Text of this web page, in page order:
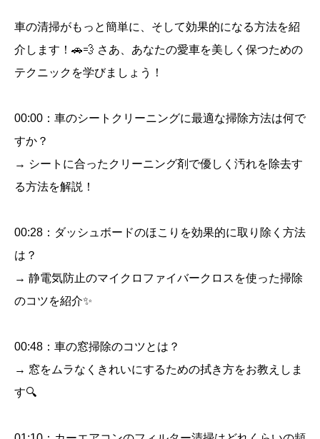
い
取
潔
保
ー
画
セ
車の清掃がもっと簡単に、そして効果的になる方法を紹
介します！🚗💨 さあ、あなたの愛車を美しく保つための
テクニックを学びましょう！
00:00：車のシートクリーニングに最適な掃除方法は何で
すか？
→ シートに合ったクリーニング剤で優しく汚れを除去す
る方法を解説！
00:28：ダッシュボードのほこりを効果的に取り除く方法
は？
→ 静電気防止のマイクロファイバークロスを使った掃除
のコツを紹介✨
00:48：車の窓掃除のコツとは？
→ 窓をムラなくきれいにするための拭き方をお教えしま
す🔍